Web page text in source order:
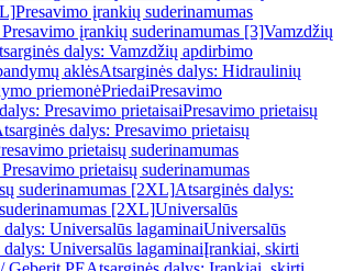
Presavimo įrankių suderinamumas
įrankių suderinamumas [3]Vamzdžių
dalys: Vamzdžių apdirbimo
aklėsAtsarginės dalys: Hidraulinių
priemonėPriedaiPresavimo
Presavimo prietaisaiPresavimo prietaisų
dalys: Presavimo prietaisų
prietaisų suderinamumas
prietaisų suderinamumas
suderinamumas [2XL]Atsarginės dalys:
[2XL]Universalūs
dalys: Universalūs lagaminaiUniversalūs
dalys: Universalūs lagaminaiĮrankiai, skirti